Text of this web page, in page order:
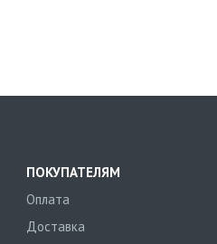
ПОКУПАТЕЛЯМ
Оплата
Доставка